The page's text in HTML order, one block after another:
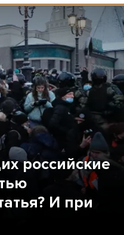
российские
И при